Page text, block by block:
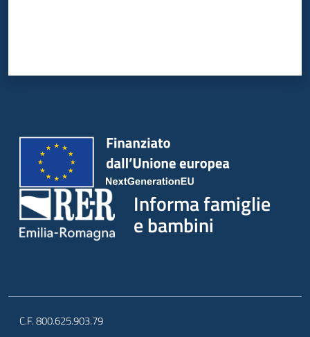
Informa famiglie
e bambini
C.F. 800.625.903.79